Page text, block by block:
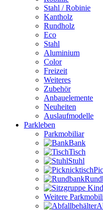
Stahl / Robinie
Kantholz
Rundholz
Eco
Stahl
Aluminium
Color
Freizeit
Weiteres
Zubehör
Anbauelemente
Neuheiten
Auslaufmodelle
Parkleben
Parkmobiliar
Bank
Tisch
Stuhl
Weitere